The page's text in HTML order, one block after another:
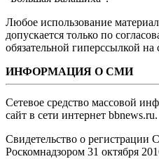
Любое использование
допускается только по
обязательной гиперссылкой
ИНФОРМАЦИЯ О СМИ
Сетевое средство массовой
сайт в сети интернет bbnews.ru.
Свидетельство о
Роскомнадзором 31 октября